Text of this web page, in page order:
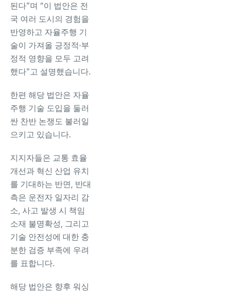
된다”며 “이 법안은 전
국 여러 도시의 경험을
반영하고 자율주행 기
술이 가져올 긍정적·부
정적 영향을 모두 고려
했다”고 설명했습니다.
한편 해당 법안은 자율
주행 기술 도입을 둘러
싼 찬반 논쟁도 불러일
으키고 있습니다.
지지자들은 교통 효율
개선과 혁신 산업 유치
를 기대하는 반면, 반대
측은 운전자 일자리 감
소, 사고 발생 시 책임
소재 불명확성, 그리고
기술 안전성에 대한 충
분한 검증 부족에 우려
를 표합니다.
해당 법안은 향후 워싱